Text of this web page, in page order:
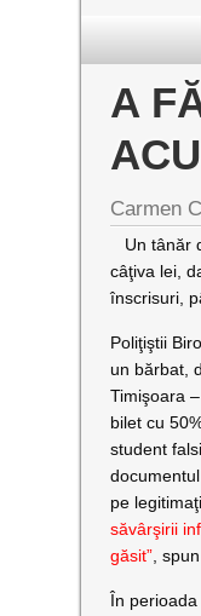
A
Carmen
Un tânăr
câţiva lei,
înscrisuri,
Poliţiştii
un bărbat,
Timişoara
bilet cu
student
pe
săvârşirii
găsit” ,
În